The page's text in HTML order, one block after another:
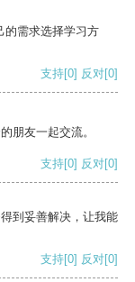
的需求选择学习方
支持[0] 反对[0]
朋友一起交流。
支持[0] 反对[0]
到妥善解决，让我能
支持[0] 反对[0]